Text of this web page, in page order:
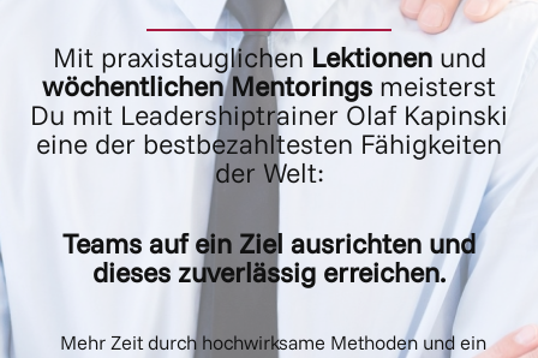
Mit praxistauglichen Lektionenund
wöchentlichen Mentorings meisterst
Du mit Leadershiptrainer Olaf Kapinski
eine der bestbezahltesten Fähigkeiten
der Welt:
Teams auf ein Ziel ausrichten und
dieses zuverlässig erreichen.
Mehr Zeit durch hochwirksame Methoden und ein